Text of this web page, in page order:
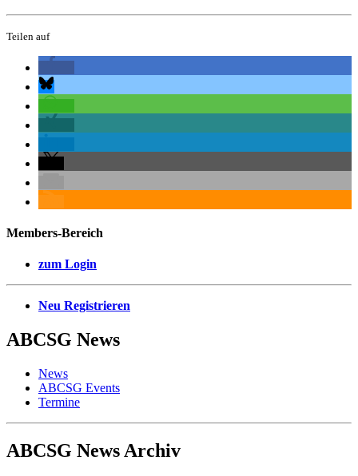
Teilen auf
Members-Bereich
zum Login
Neu Registrieren
ABCSG News
News
ABCSG Events
Termine
ABCSG News Archiv